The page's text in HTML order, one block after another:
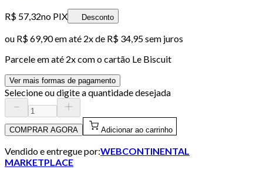
R$ 57,32no PIX Desconto
ou R$ 69,90em até 2x de R$ 34,95 sem juros
Parcele em até 2x com o cartão Le Biscuit
Ver mais formas de pagamento
Selecione ou digite a quantidade desejada
COMPRAR AGORA Adicionar ao carrinho
Vendido e entregue por:WEBCONTINENTAL
MARKETPLACE